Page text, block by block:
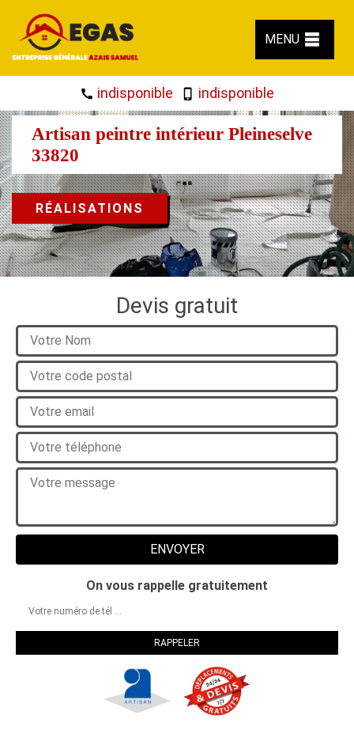
MENU
indisponible indisponible
Artisan peintre intérieur Pleineselve
33820
RÉALISATIONS
Devis gratuit
On vous rappelle gratuitement